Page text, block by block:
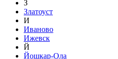
З
Златоуст
И
Иваново
Ижевск
Й
Йошкар-Ола